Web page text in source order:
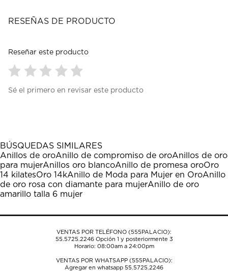
RESEÑAS DE PRODUCTO
Reseñar este producto
para
1
estrella
Esta
acción
abrirá
el
formulario
envío.
para
estrellas.
Esta
acción
abrirá
el
formulario
envío.
para
estrellas.
Esta
acción
abrirá
el
formulario
envío.
para
estrellas.
Esta
acción
abrirá
el
formulario
envío.
para
estrellas.
Esta
acción
abrirá
el
formulario
envío.
Sé el primero en revisar este producto
BÚSQUEDAS SIMILARES
Anillos de oroAnillo de compromiso de oroAnillos de oro
para mujerAnillos oro blancoAnillo de promesa oroOro
14 kilatesOro 14kAnillo de Moda para Mujer en OroAnillo
de oro rosa con diamante para mujerAnillo de oro
amarillo talla 6 mujer
VENTAS POR TELÉFONO (555PALACIO):
55.5725.2246Opción 1 y posteriormente 3
Horario: 08:00am a 24:00pm
VENTAS POR WHATSAPP (555PALACIO):
Agregar en whatsapp 55.5725.2246